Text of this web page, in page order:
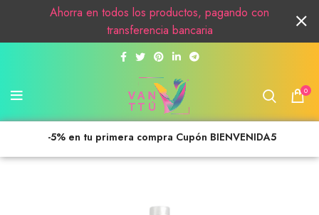
0
-5% en tu primera compra Cupón BIENVENIDA5
Ahorra en todos los productos, pagando con
transferencia bancaria